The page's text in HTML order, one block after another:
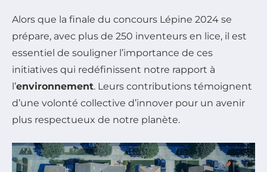
Alors que la finale du concours Lépine 2024 se
prépare, avec plus de 250 inventeurs en lice, il est
essentiel de souligner l’importance de ces
initiatives qui redéfinissent notre rapport à
l’environnement. Leurs contributions témoignent
d’une volonté collective d’innover pour un avenir
plus respectueux de notre planète.